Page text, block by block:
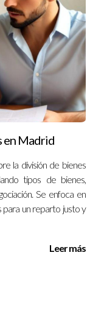
en Madrid
la división de bienes
tipos de bienes,
Se enfoca en
para un reparto justo y
Leer más